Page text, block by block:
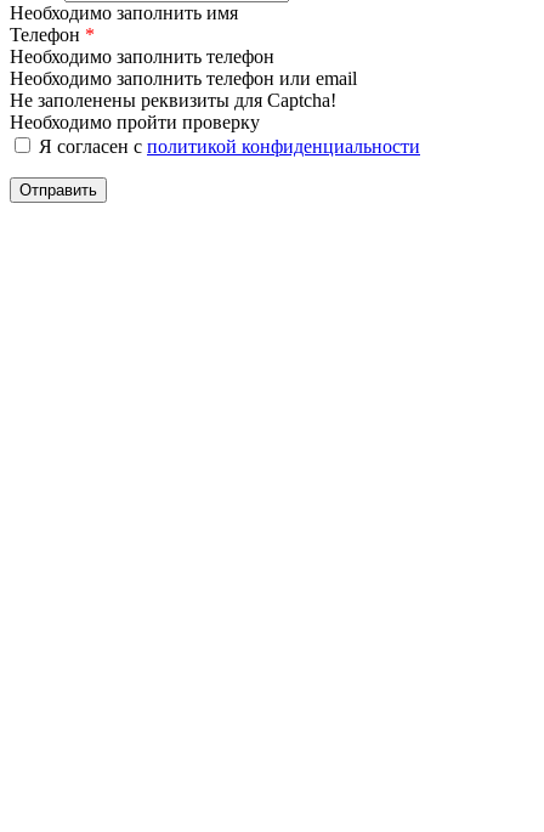
Необходимо заполнить имя
Телефон *
Необходимо заполнить телефон
Необходимо заполнить телефон или email
Не заполенены реквизиты для Captcha!
Необходимо пройти проверку
Я согласен с политикой конфиденциальности
Отправить